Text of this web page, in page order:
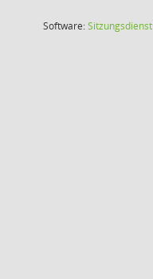
Software:Sitzungsdienst